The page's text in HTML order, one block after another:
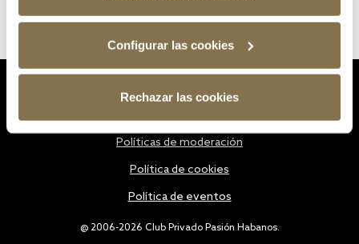
Configurar las cookies
Rechazar las cookies
@ 2006-2026 Club Privado Pasión Habanos.
Políticas de moderación
Política de cookies
Política de eventos